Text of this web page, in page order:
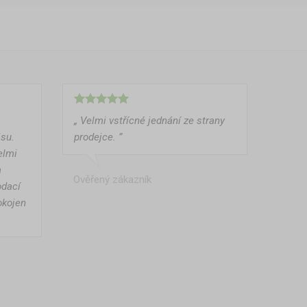
„ Velmi vstřícné jednání ze strany
prodejce. ”
Ověřený zákazník